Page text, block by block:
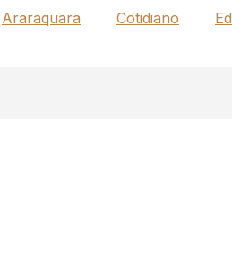
Araraquara Cotidiano